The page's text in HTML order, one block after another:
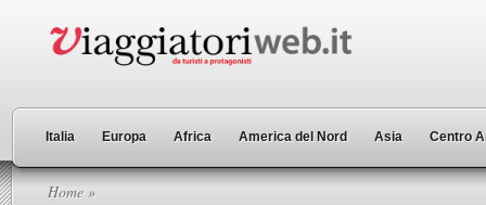
Italia Europa Africa America del Nord Asia Centro
Home »